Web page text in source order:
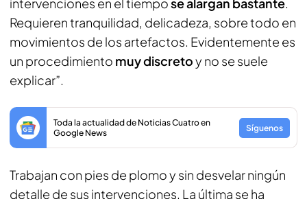
Requieren tranquilidad, delicadeza, sobre todo en
movimientos de los artefactos. Evidentemente es
un procedimiento muy discretoy no se suele
explicar”.
Toda la actualidad de Noticias Cuatro en
Google News
Síguenos
Trabajan con pies de plomo y sin desvelar ningún
detalle de sus intervenciones. La última se ha